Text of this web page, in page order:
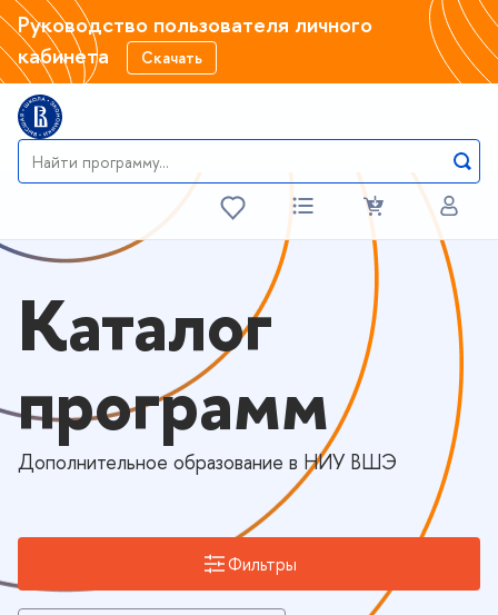
Руководство пользователя личного
кабинета
Скачать
Каталог
программ
Дополнительное образование в НИУ ВШЭ
Фильтры